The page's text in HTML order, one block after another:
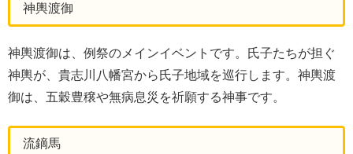
神輿渡御
神輿渡御は、例祭のメインイベントです。氏子たちが担ぐ
神輿が、貴志川八幡宮から氏子地域を巡行します。神輿渡
御は、五穀豊穣や無病息災を祈願する神事です。
流鏑馬